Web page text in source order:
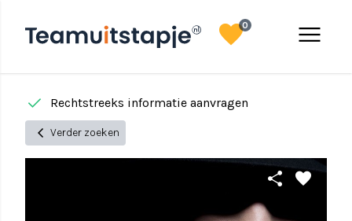
menu
favorite0
done Rechtstreeks informatie aanvragen
chevron_left Verder zoeken
share favorite